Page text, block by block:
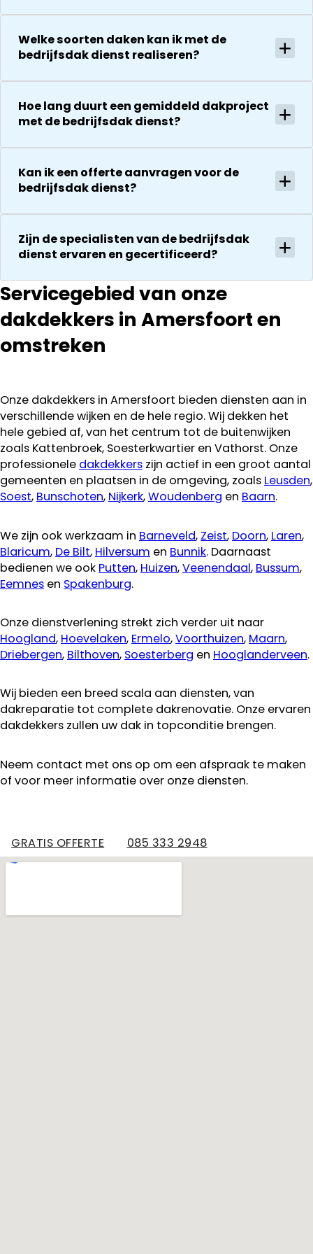
voor de
droog!!! Dus
zeker een 5
zijn
De reparatie
vervolgens
conform
afspraak en
zaken die ze
tegenkomen
worden
gerepareerd
zonder extra
communeren
ze goed en
Welke soorten daken kan ik met de
bedrijfsdak dienst realiseren?
Hoe lang duurt een gemiddeld dakproject
met de bedrijfsdak dienst?
Kan ik een offerte aanvragen voor de
bedrijfsdak dienst?
Zijn de specialisten van de bedrijfsdak
dienst ervaren en gecertificeerd?
Servicegebied van onze
dakdekkers in Amersfoort en
omstreken
Onze dakdekkers in Amersfoort bieden diensten aan in
verschillende wijken en de hele regio. Wij dekken het
hele gebied af, van het centrum tot de buitenwijken
zoals Kattenbroek, Soesterkwartier en Vathorst. Onze
professionele dakdekkers zijn actief in een groot aantal
gemeenten en plaatsen in de omgeving, zoals Leusden,
Soest, Bunschoten, Nijkerk,Woudenberg en Baarn.
We zijn ook werkzaam in Barneveld, Zeist, Doorn, Laren,
Blaricum, De Bilt, Hilversum en Bunnik. Daarnaast
bedienen we ook Putten, Huizen,Veenendaal, Bussum,
Eemnes en Spakenburg.
Onze dienstverlening strekt zich verder uit naar
Hoogland, Hoevelaken, Ermelo,Voorthuizen, Maarn,
Driebergen, Bilthoven, Soesterberg en Hooglanderveen.
Wij bieden een breed scala aan diensten, van
dakreparatie tot complete dakrenovatie. Onze ervaren
dakdekkers zullen uw dak in topconditie brengen.
Neem contact met ons op om een afspraak te maken
of voor meer informatie over onze diensten.
GRATIS OFFERTE 085 333 2948